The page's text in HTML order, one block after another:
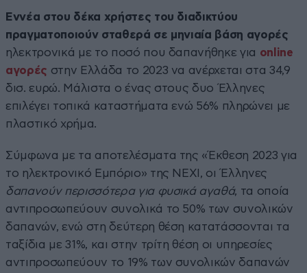
Εννέα στου δέκα χρήστες του διαδικτύου
πραγματοποιούν σταθερά σε μηνιαία βάση αγορές
ηλεκτρονικά με το ποσό που δαπανήθηκε για online
αγορές στην Ελλάδα το 2023 να ανέρχεται στα 34,9
δισ. ευρώ. Μάλιστα ο ένας στους δυο Έλληνες
επιλέγει τοπικά καταστήματα ενώ 56% πληρώνει με
πλαστικό χρήμα.
Σύμφωνα με τα αποτελέσματα της «Έκθεση 2023 για
το ηλεκτρονικό Εμπόριο» της ΝΕΧΙ, οι Έλληνες
δαπανούν περισσότερα για φυσικά αγαθά, τα οποία
αντιπροσωπεύουν συνολικά το 50% των συνολικών
δαπανών, ενώ στη δεύτερη θέση κατατάσσονται τα
ταξίδια με 31%, και στην τρίτη θέση οι υπηρεσίες
αντιπροσωπεύουν το 19% των συνολικών δαπανών